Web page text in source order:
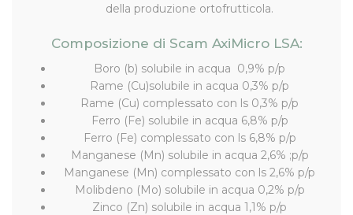
della produzione ortofrutticola.
Composizione di Scam AxiMicro LSA:
Boro (b) solubile in acqua 0,9% p/p
Rame (Cu)solubile in acqua 0,3% p/p
Rame (Cu) complessato con ls 0,3% p/p
Ferro (Fe) solubile in acqua 6,8% p/p
Ferro (Fe) complessato con ls 6,8% p/p
Manganese (Mn) solubile in acqua 2,6% ;p/p
Manganese (Mn) complessato con ls 2,6% p/p
Molibdeno (Mo) solubile in acqua 0,2% p/p
Zinco (Zn) solubile in acqua 1,1% p/p